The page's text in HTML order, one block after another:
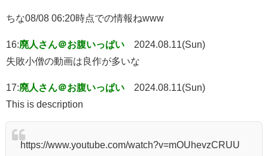
ちな08/08 06:20時点での情報ねwww
16:廃人さん＠お腹いっぱい
2024.08.11(Sun)
失敗小僧の動画は良作が多いな
17:廃人さん＠お腹いっぱい
2024.08.11(Sun)
This is description
https://www.youtube.com/watch?v=mOUhevzCRUU